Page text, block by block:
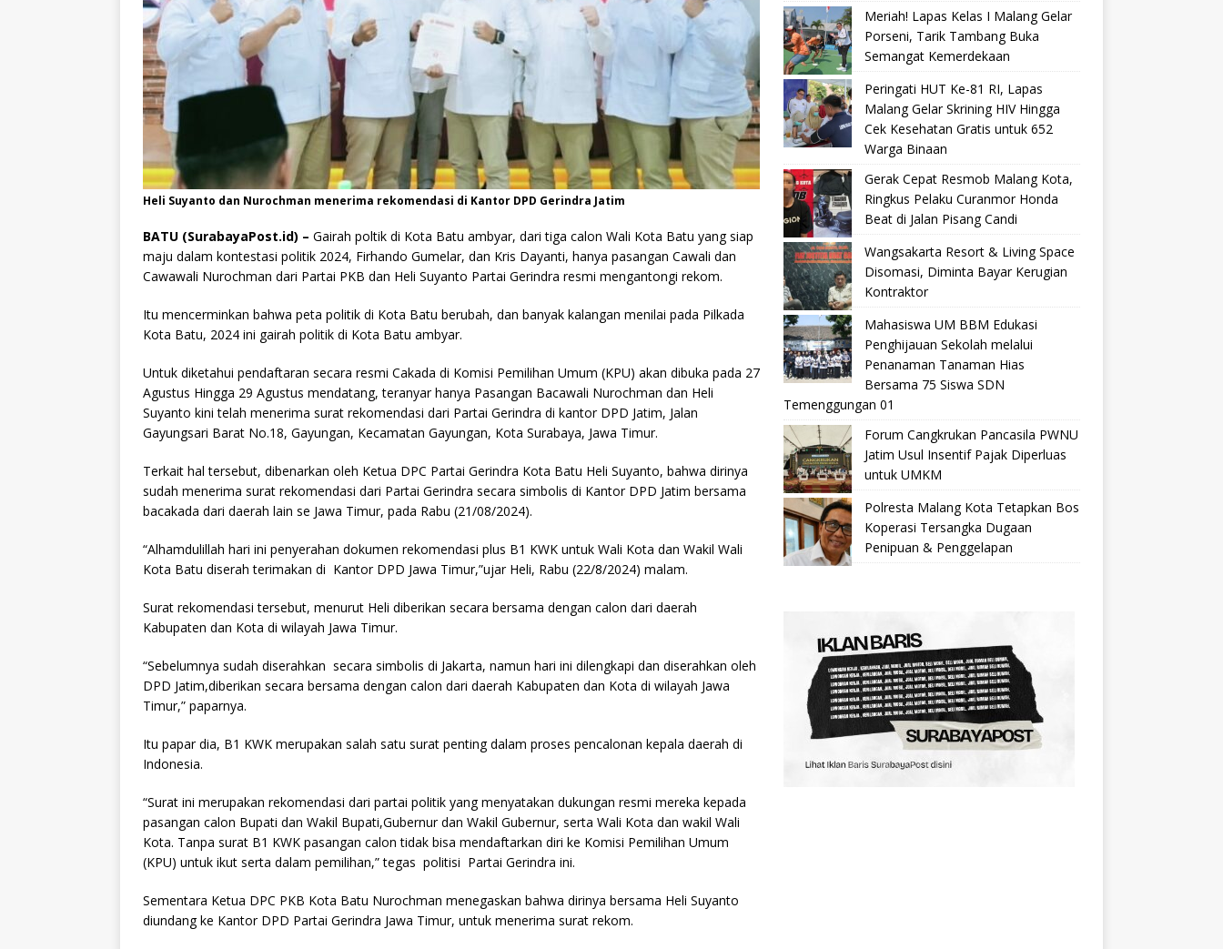
Heli Suyanto dan Nurochman menerima rekomendasi di Kantor DPD Gerindra Jatim
BATU (SurabayaPost.id) – Gairah poltik di Kota Batu ambyar, dari tiga calon Wali Kota Batu yang siap
maju dalam kontestasi politik 2024, Firhando Gumelar, dan Kris Dayanti, hanya pasangan Cawali dan
Cawawali Nurochman dari Partai PKB dan Heli Suyanto Partai Gerindra resmi mengantongi rekom.
Itu mencerminkan bahwa peta politik di Kota Batu berubah, dan banyak kalangan menilai pada Pilkada
Kota Batu, 2024 ini gairah politik di Kota Batu ambyar.
Untuk diketahui pendaftaran secara resmi Cakada di Komisi Pemilihan Umum (KPU) akan dibuka pada 27
Agustus Hingga 29 Agustus mendatang, teranyar hanya Pasangan Bacawali Nurochman dan Heli
Suyanto kini telah menerima surat rekomendasi dari Partai Gerindra di kantor DPD Jatim, Jalan
Gayungsari Barat No.18, Gayungan, Kecamatan Gayungan, Kota Surabaya, Jawa Timur.
Terkait hal tersebut, dibenarkan oleh Ketua DPC Partai Gerindra Kota Batu Heli Suyanto, bahwa dirinya
sudah menerima surat rekomendasi dari Partai Gerindra secara simbolis di Kantor DPD Jatim bersama
bacakada dari daerah lain se Jawa Timur, pada Rabu (21/08/2024).
“Alhamdulillah hari ini penyerahan dokumen rekomendasi plus B1 KWK untuk Wali Kota dan Wakil Wali
Kota Batu diserah terimakan di Kantor DPD Jawa Timur,”ujar Heli, Rabu (22/8/2024) malam.
Surat rekomendasi tersebut, menurut Heli diberikan secara bersama dengan calon dari daerah
Kabupaten dan Kota di wilayah Jawa Timur.
“Sebelumnya sudah diserahkan secara simbolis di Jakarta, namun hari ini dilengkapi dan diserahkan oleh
DPD Jatim,diberikan secara bersama dengan calon dari daerah Kabupaten dan Kota di wilayah Jawa
Timur,” paparnya.
Itu papar dia, B1 KWK merupakan salah satu surat penting dalam proses pencalonan kepala daerah di
Indonesia.
“Surat ini merupakan rekomendasi dari partai politik yang menyatakan dukungan resmi mereka kepada
pasangan calon Bupati dan Wakil Bupati,Gubernur dan Wakil Gubernur, serta Wali Kota dan wakil Wali
Kota. Tanpa surat B1 KWK pasangan calon tidak bisa mendaftarkan diri ke Komisi Pemilihan Umum
(KPU) untuk ikut serta dalam pemilihan,” tegas politisi Partai Gerindra ini.
Sementara Ketua DPC PKB Kota Batu Nurochman menegaskan bahwa dirinya bersama Heli Suyanto
diundang ke Kantor DPD Partai Gerindra Jawa Timur, untuk menerima surat rekom.
Meriah! Lapas Kelas I Malang Gelar
Porseni, Tarik Tambang Buka
Semangat Kemerdekaan
Peringati HUT Ke-81 RI, Lapas
Malang Gelar Skrining HIV Hingga
Cek Kesehatan Gratis untuk 652
Warga Binaan
Gerak Cepat Resmob Malang Kota,
Ringkus Pelaku Curanmor Honda
Beat di Jalan Pisang Candi
Wangsakarta Resort & Living Space
Disomasi, Diminta Bayar Kerugian
Kontraktor
Mahasiswa UM BBM Edukasi
Penghijauan Sekolah melalui
Penanaman Tanaman Hias
Bersama 75 Siswa SDN
Temenggungan 01
Forum Cangkrukan Pancasila PWNU
Jatim Usul Insentif Pajak Diperluas
untuk UMKM
Polresta Malang Kota Tetapkan Bos
Koperasi Tersangka Dugaan
Penipuan & Penggelapan